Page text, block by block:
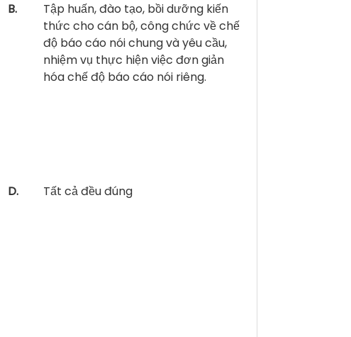
B.
Tập huấn, đào tạo, bồi dưỡng kiến
thức cho cán bộ, công chức về chế
độ báo cáo nói chung và yêu cầu,
nhiệm vụ thực hiện việc đơn giản
hóa chế độ báo cáo nói riêng.
D. Tất cả đều đúng